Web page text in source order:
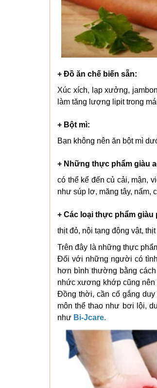
+ Đồ ăn chế biến sẵn:
Xúc xích, lạp xưởng,
làm tăng lượng lipit trong
+ Bột mì:
Bạn không nên ăn bột mì
+ Những thực phẩm giàu
có thể kể đến củ cải, mận,
như súp lơ, măng tây, nấm,
+ Các loại thực phẩm
thịt đỏ, nội tạng động vật,
Trên đây là những thực
Đối với những người có
hơn bình thường bằng
nhức xương khớp cũng
Đồng thời, cần cố gắng
môn thể thao như bơi lội,
như Bi-Jcare.